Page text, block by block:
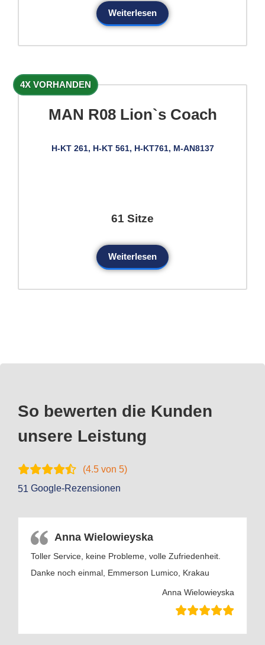
Weiterlesen
4X VORHANDEN
MAN R08 Lion`s Coach
H-KT 261, H-KT 561, H-KT761, M-AN8137
61 Sitze
Weiterlesen
So bewerten die Kunden
unsere Leistung
(4.5 von 5)
51 Google-Rezensionen
Anna Wielowieyska
Toller Service, keine Probleme, volle Zufriedenheit.
Danke noch einmal, Emmerson Lumico, Krakau
Anna Wielowieyska